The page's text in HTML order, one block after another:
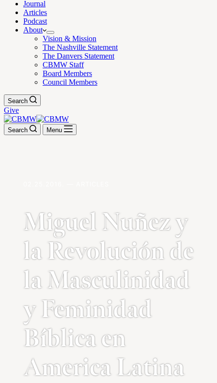
Journal
Articles
Podcast
About
Vision & Mission
The Nashville Statement
The Danvers Statement
CBMW Staff
Board Members
Council Members
Search
Give
Search Menu
Miguel Nuñez y
la Revolución de
la Masculinidad
y Feminidad
Bíblica en
America Latina